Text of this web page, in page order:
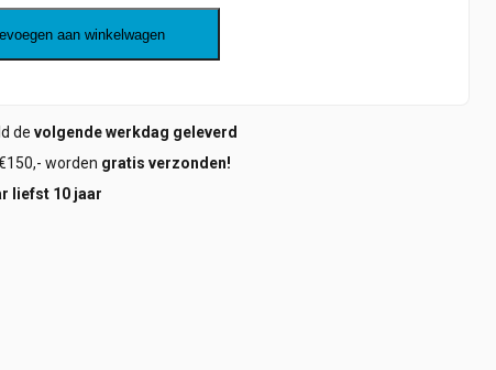
aan winkelwagen
de volgende werkdag geleverd
worden gratis verzonden!
liefst 10 jaar